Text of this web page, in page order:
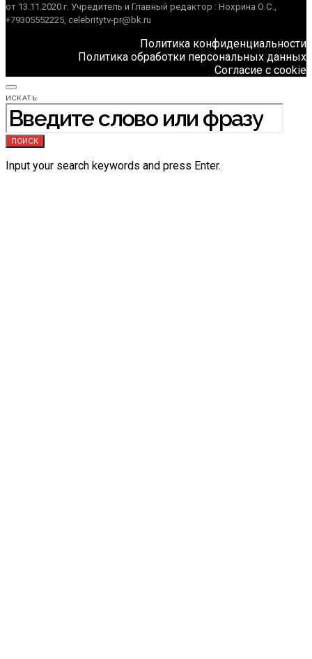
от 13.11.2020 г. Учредитель и Главный редактор : Нохрина О.С.,
+79305552225, celebritytv-pr@bk.ru
Политика конфиденциальности
Политика обработки персональных данных
Согласие с cookie
ИСКАТЬ:
ПОИСК
Input your search keywords and press Enter.